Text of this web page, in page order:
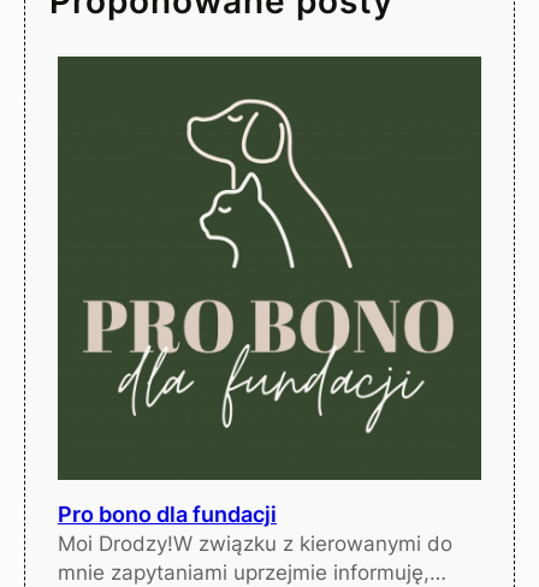
Pro bono dla fundacji
Moi Drodzy!W związku z kierowanymi do
mnie zapytaniami uprzejmie informuję,…